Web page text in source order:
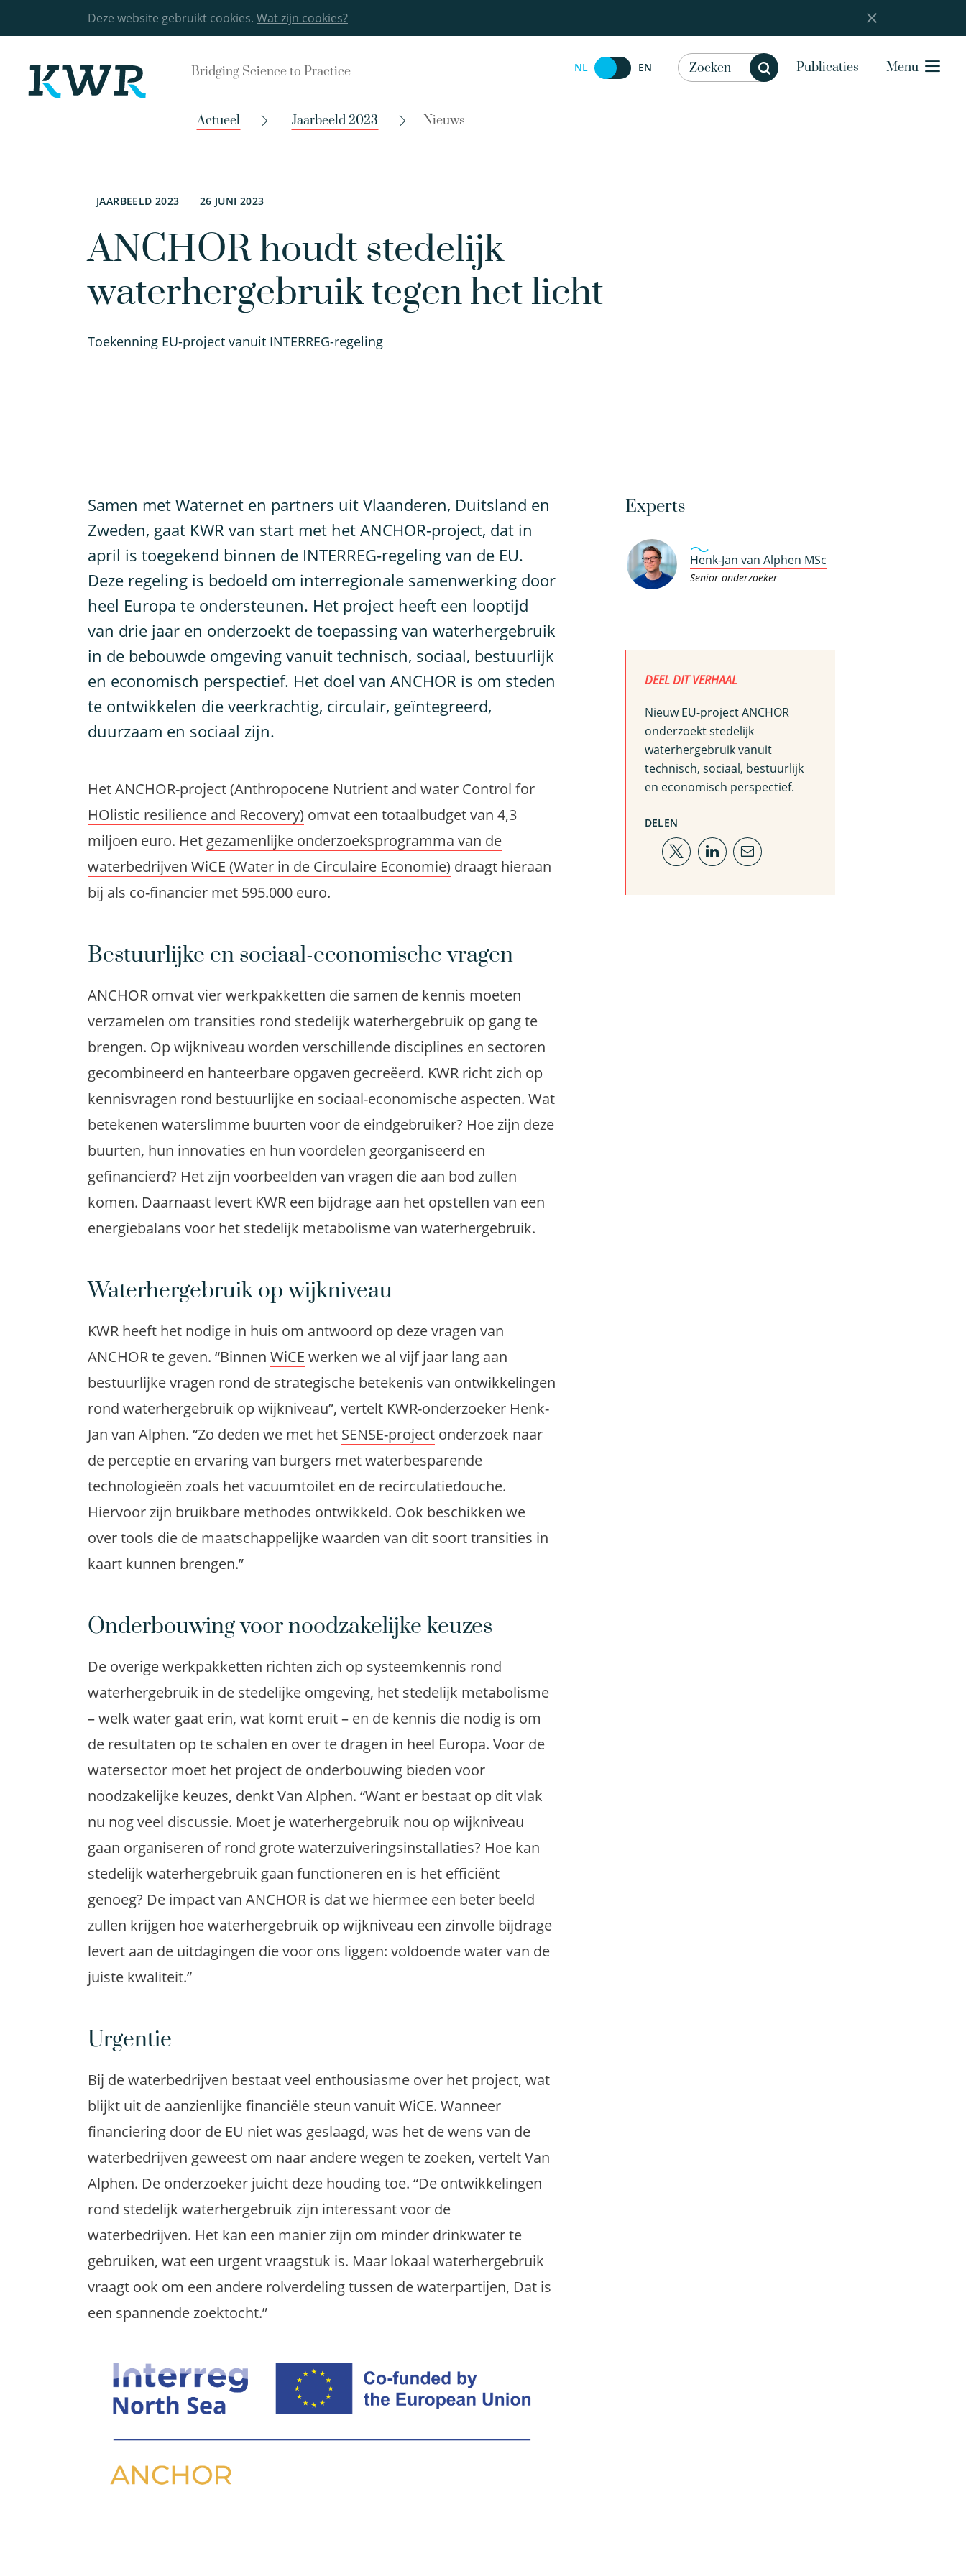
Deze website gebruikt cookies. Wat zijn cookies?
Bridging Science to Practice NL EN Publicaties Menu
Actueel Jaarbeeld 2023 Nieuws
JAARBEELD 2023 26 JUNI 2023
ANCHOR houdt stedelijk
waterhergebruik tegen het licht
Toekenning EU-project vanuit INTERREG-regeling
Samen met Waternet en partners uit Vlaanderen, Duitsland en
Zweden, gaat KWR van start met het ANCHOR-project, dat in
april is toegekend binnen de INTERREG-regeling van de EU.
Deze regeling is bedoeld om interregionale samenwerking door
heel Europa te ondersteunen. Het project heeft een looptijd
van drie jaar en onderzoekt de toepassing van waterhergebruik
in de bebouwde omgeving vanuit technisch, sociaal, bestuurlijk
en economisch perspectief. Het doel van ANCHOR is om steden
te ontwikkelen die veerkrachtig, circulair, geïntegreerd,
duurzaam en sociaal zijn.
HetANCHOR-project (Anthropocene Nutrient and water Control for
HOlistic resilience and Recovery) omvat een totaalbudget van 4,3
miljoen euro. Het gezamenlijke onderzoeksprogramma van de
waterbedrijven WiCE (Water in de Circulaire Economie) draagt hieraan
bij als co-financier met 595.000 euro.
Bestuurlijke en sociaal-economische vragen
ANCHOR omvat vier werkpakketten die samen de kennis moeten
verzamelen om transities rond stedelijk waterhergebruik op gang te
brengen. Op wijkniveau worden verschillende disciplines en sectoren
gecombineerd en hanteerbare opgaven gecreëerd. KWR richt zich op
kennisvragen rond bestuurlijke en sociaal-economische aspecten. Wat
betekenen waterslimme buurten voor de eindgebruiker? Hoe zijn deze
buurten, hun innovaties en hun voordelen georganiseerd en
gefinancierd? Het zijn voorbeelden van vragen die aan bod zullen
komen. Daarnaast levert KWR een bijdrage aan het opstellen van een
energiebalans voor het stedelijk metabolisme van waterhergebruik.
Waterhergebruik op wijkniveau
KWR heeft het nodige in huis om antwoord op deze vragen van
ANCHOR te geven. “Binnen WiCE werken we al vijf jaar lang aan
bestuurlijke vragen rond de strategische betekenis van ontwikkelingen
rond waterhergebruik op wijkniveau”, vertelt KWR-onderzoeker Henk-
Jan van Alphen. “Zo deden we met het SENSE-project onderzoek naar
de perceptie en ervaring van burgers met waterbesparende
technologieën zoals het vacuumtoilet en de recirculatiedouche.
Hiervoor zijn bruikbare methodes ontwikkeld. Ook beschikken we
over tools die de maatschappelijke waarden van dit soort transities in
kaart kunnen brengen.”
Onderbouwing voor noodzakelijke keuzes
De overige werkpakketten richten zich op systeemkennis rond
waterhergebruik in de stedelijke omgeving, het stedelijk metabolisme
– welk water gaat erin, wat komt eruit – en de kennis die nodig is om
de resultaten op te schalen en over te dragen in heel Europa. Voor de
watersector moet het project de onderbouwing bieden voor
noodzakelijke keuzes, denkt Van Alphen. “Want er bestaat op dit vlak
nu nog veel discussie. Moet je waterhergebruik nou op wijkniveau
gaan organiseren of rond grote waterzuiveringsinstallaties? Hoe kan
stedelijk waterhergebruik gaan functioneren en is het efficiënt
genoeg? De impact van ANCHOR is dat we hiermee een beter beeld
zullen krijgen hoe waterhergebruik op wijkniveau een zinvolle bijdrage
levert aan de uitdagingen die voor ons liggen: voldoende water van de
juiste kwaliteit.”
Urgentie
Bij de waterbedrijven bestaat veel enthousiasme over het project, wat
blijkt uit de aanzienlijke financiële steun vanuit WiCE. Wanneer
financiering door de EU niet was geslaagd, was het de wens van de
waterbedrijven geweest om naar andere wegen te zoeken, vertelt Van
Alphen. De onderzoeker juicht deze houding toe. “De ontwikkelingen
rond stedelijk waterhergebruik zijn interessant voor de
waterbedrijven. Het kan een manier zijn om minder drinkwater te
gebruiken, wat een urgent vraagstuk is. Maar lokaal waterhergebruik
vraagt ook om een andere rolverdeling tussen de waterpartijen, Dat is
een spannende zoektocht.”
Experts
Henk-Jan van Alphen MSc
Senior onderzoeker
DEEL DIT VERHAAL
Nieuw EU-project ANCHOR
onderzoekt stedelijk
waterhergebruik vanuit
technisch, sociaal, bestuurlijk
en economisch perspectief.
DELEN